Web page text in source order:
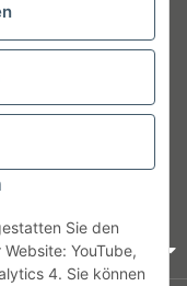
Sie den
YouTube,
4. Sie können